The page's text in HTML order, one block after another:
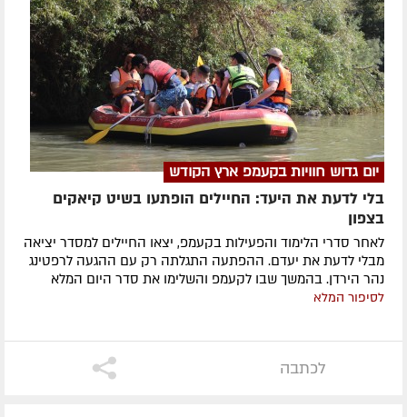
יום גדוש חוויות בקעמפ ארץ הקודש
בלי לדעת את היעד: החיילים הופתעו בשיט קיאקים
בצפון
לאחר סדרי הלימוד והפעילות בקעמפ, יצאו החיילים למסדר יציאה
מבלי לדעת את יעדם. ההפתעה התגלתה רק עם ההגעה לרפטינג
נהר הירדן. בהמשך שבו לקעמפ והשלימו את סדר היום המלא
לסיפור המלא
לכתבה